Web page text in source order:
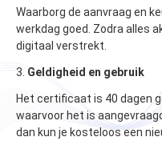
Waarborg de aanvraag en
werkdag goed. Zodra alles
digitaal verstrekt.
3. Geldigheid en gebruik
Het certificaat is 40 dagen
waarvoor het is
dan kun je kosteloos een